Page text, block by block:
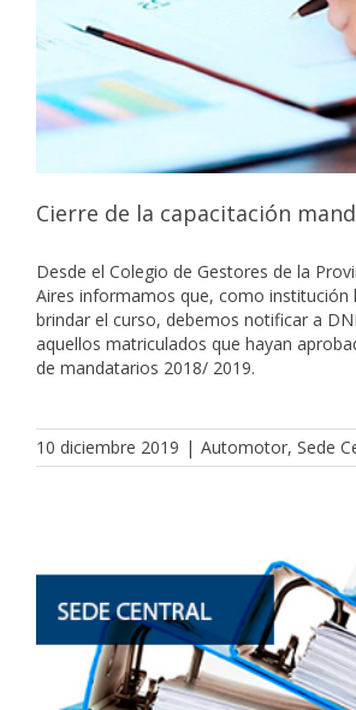
Cierre de la capacitación
Desde el Colegio de Gestores de la
Aires informamos que, como institución
brindar el curso, debemos notificar a
aquellos matriculados que hayan
de mandatarios 2018/ 2019.
10 diciembre 2019 | Automotor, Sede